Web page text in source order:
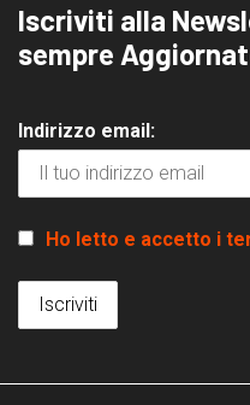
Iscriviti alla
sempre
Indirizzo email:
Ho letto e accetto i